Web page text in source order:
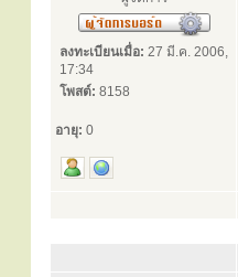
ลงทะเบียนเมื่อ: 27 มี.ค. 2006,
17:34
โพสต์: 8158
อายุ: 0